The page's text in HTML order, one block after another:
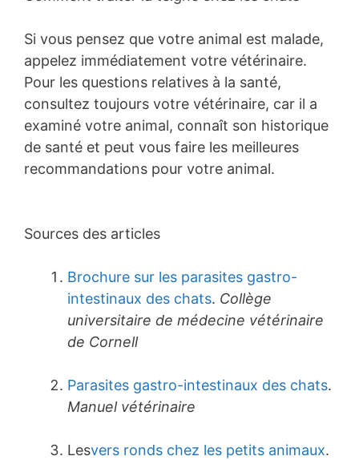
Si vous pensez que votre animal est malade,
appelez immédiatement votre vétérinaire.
Pour les questions relatives à la santé,
consultez toujours votre vétérinaire, car il a
examiné votre animal, connaît son historique
de santé et peut vous faire les meilleures
recommandations pour votre animal.
Sources des articles
Brochure sur les parasites gastro-
intestinaux des chats. Collège
universitaire de médecine vétérinaire
de Cornell
Parasites gastro-intestinaux des chats.
Manuel vétérinaire
Lesvers ronds chez les petits animaux.